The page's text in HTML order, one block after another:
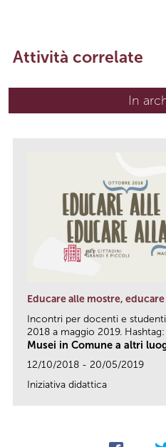
Attività correlate
In
Educare alle mostre,
Incontri per docenti e
2018 a maggio 2019.
Musei in Comune a altri
12/10/2018 - 20/05/2019
Iniziativa didattica